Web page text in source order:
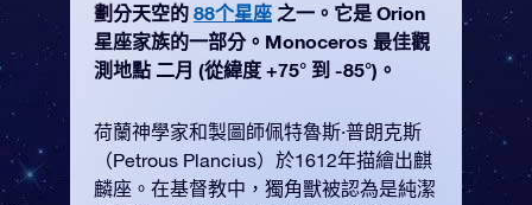
劃分天空的 88个星座 之一。它是 Orion
星座家族的一部分。Monoceros 最佳觀
測地點 二月 (從緯度 +75° 到 -85°)。
荷蘭神學家和製圖師佩特魯斯·普朗克斯
（Petrous Plancius）於1612年描繪出麒
麟座。在基督教中，獨角獸被認為是純潔